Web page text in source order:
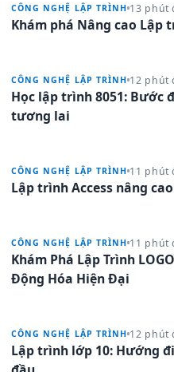
CÔNG NGHỆ LẬP TRÌNH 13 phút
Khám phá Nâng cao Lập
CÔNG NGHỆ LẬP TRÌNH 12 phút
Học lập trình 8051: Bước
tương lai
CÔNG NGHỆ LẬP TRÌNH 11 phút
Lập trình Access nâng
CÔNG NGHỆ LẬP TRÌNH 11 phút
Khám Phá Lập Trình
Động Hóa Hiện Đại
CÔNG NGHỆ LẬP TRÌNH 12 phút
Lập trình lớp 10: Hướng